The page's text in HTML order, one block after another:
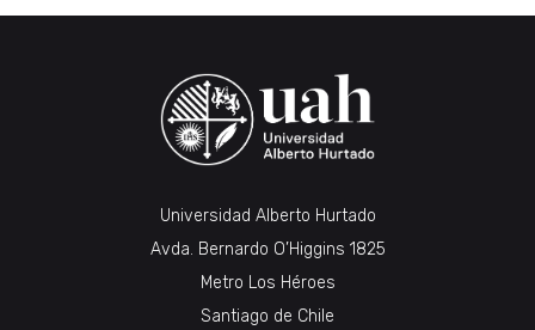
Universidad Alberto Hurtado
Avda. Bernardo O’Higgins 1825
Metro Los Héroes
Santiago de Chile